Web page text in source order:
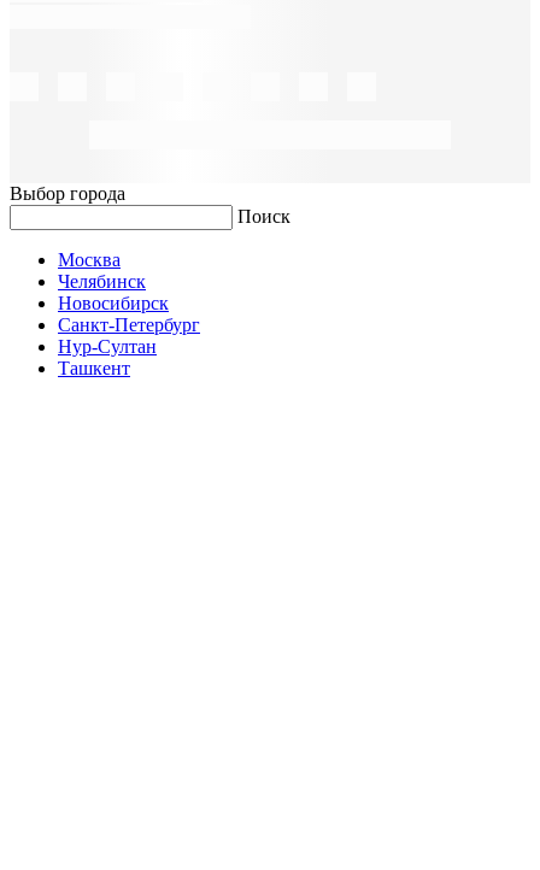
Выбор города
Поиск
Москва
Челябинск
Новосибирск
Санкт-Петербург
Нур-Султан
Ташкент